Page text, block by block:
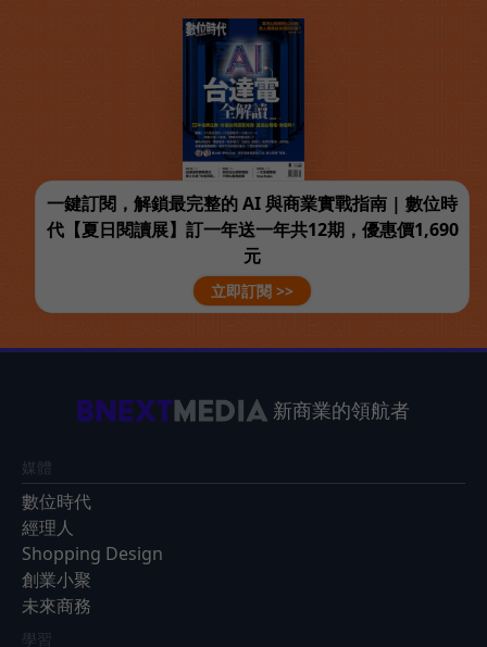
一鍵訂閱，解鎖最完整的 AI 與商業實戰指南 | 數位時
代【夏日閱讀展】訂一年送一年共12期，優惠價1,690
元
立即訂閱 >>
新商業的領航者
媒體
數位時代
經理人
Shopping Design
創業小聚
未來商務
學習